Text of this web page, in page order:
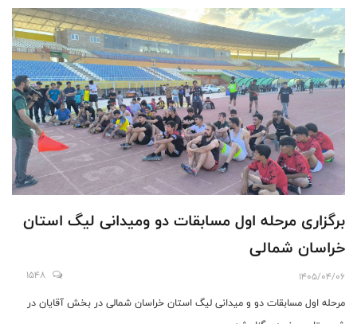
برگزاری مرحله اول مسابقات دو ومیدانی لیگ استان
خراسان شمالی
1405/04/06
1548
مرحله اول مسابقات دو و میدانی لیگ استان خراسان شمالی در بخش آقایان در